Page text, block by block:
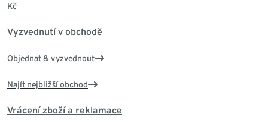
Kč
Vyzvednutí v obchodě
Objednat & vyzvednout
Najít nejbližší obchod
Vrácení zboží a reklamace